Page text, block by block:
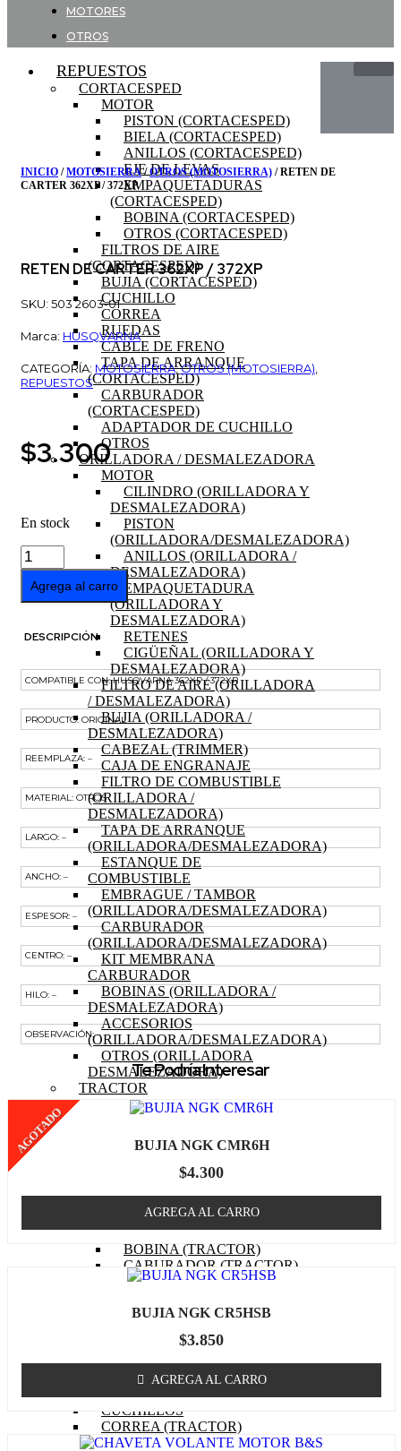
MOTORES
OTROS
REPUESTOS
CORTACESPED
MOTOR
PISTON (CORTACESPED)
BIELA (CORTACESPED)
ANILLOS (CORTACESPED)
EJE DE LEVAS
EMPAQUETADURAS
(CORTACESPED)
BOBINA (CORTACESPED)
OTROS (CORTACESPED)
FILTROS DE AIRE
(CORTACESPED)
BUJIA (CORTACESPED)
CUCHILLO
CORREA
RUEDAS
CABLE DE FRENO
TAPA DE ARRANQUE
(CORTACESPED)
CARBURADOR
(CORTACESPED)
ADAPTADOR DE CUCHILLO
OTROS
ORILLADORA / DESMALEZADORA
MOTOR
CILINDRO (ORILLADORA Y
DESMALEZADORA)
PISTON
(ORILLADORA/DESMALEZADORA)
ANILLOS (ORILLADORA /
DESMALEZADORA)
EMPAQUETADURA
(ORILLADORA Y
DESMALEZADORA)
RETENES
CIGÜEÑAL (ORILLADORA Y
DESMALEZADORA)
FILTRO DE AIRE (ORILLADORA
/ DESMALEZADORA)
BUJIA (ORILLADORA /
DESMALEZADORA)
CABEZAL (TRIMMER)
CAJA DE ENGRANAJE
FILTRO DE COMBUSTIBLE
(ORILLADORA /
DESMALEZADORA)
TAPA DE ARRANQUE
(ORILLADORA/DESMALEZADORA)
ESTANQUE DE
COMBUSTIBLE
EMBRAGUE / TAMBOR
(ORILLADORA/DESMALEZADORA)
CARBURADOR
(ORILLADORA/DESMALEZADORA)
KIT MEMBRANA
CARBURADOR
BOBINAS (ORILLADORA /
DESMALEZADORA)
ACCESORIOS
(ORILLADORA/DESMALEZADORA)
OTROS (ORILLADORA
DESMALEZADORA)
TRACTOR
MOTOR (TRACTOR)
BIELA (TRACTOR)
MOTOR DE PARTIDA
EJE DE LEVAS (TRACTOR)
EMPAQUETADURAS
(TRACTOR)
BOBINA (TRACTOR)
CABURADOR (TRACTOR)
OTROS (TRACTOR
FILTRO DE COMBUSTIBLE
FILTRO DE ACEITE
(TRACTOR)
FILTRO DE AIRE (TRACTOR)
BUJIA (TRACTOR)
CUCHILLOS
CORREA (TRACTOR)
POLEA
INICIO /MOTOSIERRA/OTROS (MOTOSIERRA) / RETEN DE
CARTER 362XP / 372XP
RETEN DE CARTER 362XP / 372XP
SKU: 503 2603-01
Marca: HUSQVARNA
CATEGORÍA: MOTOSIERRA,OTROS (MOTOSIERRA)
REPUESTOS
$3.300
En stock
RETEN
DE
CARTER
362XP
372XP
Agrega al carro
DESCRIPCIÓN
COMPATIBLE CON: HUSQVARNA 362XP / 372XP
PRODUCTO: ORIGINAL
REEMPLAZA: –
MATERIAL: OTROS
LARGO: –
ANCHO: –
ESPESOR: –
CENTRO: –
HILO: –
OBSERVACIÓN: –
Te Podría Interesar
BUJIA NGK CMR6H
AGOTADO
$4.300
AGREGA AL CARRO
BUJIA NGK CR5HSB
$3.850
AGREGA AL CARRO